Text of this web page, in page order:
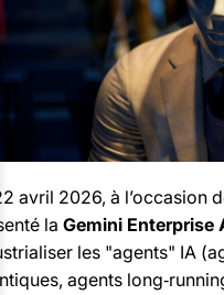
avril 2026, à l’occasion
la Gemini Enterprise
les "agents" IA
agents